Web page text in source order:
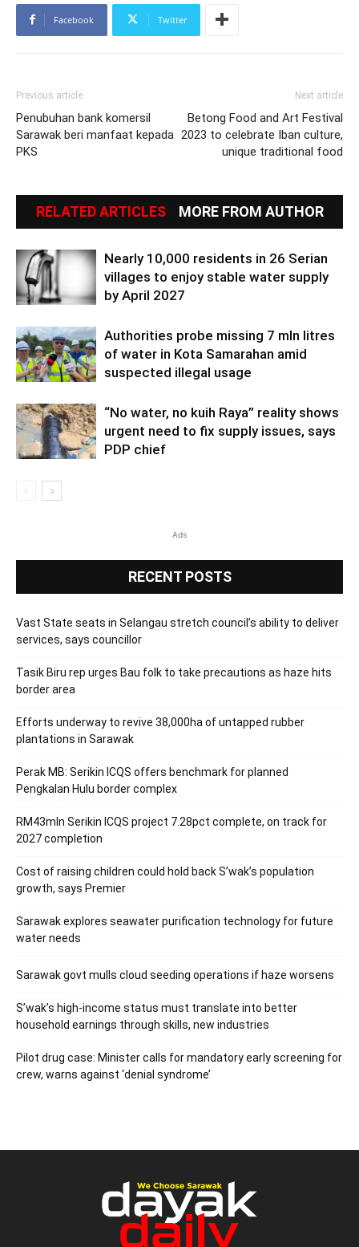
Facebook Twitter
Previous article
Penubuhan bank komersil
Sarawak beri manfaat kepada
PKS
Next article
Betong Food and Art Festival
2023 to celebrate Iban culture,
unique traditional food
RELATED ARTICLES MORE FROM AUTHOR
Nearly 10,000 residents in 26 Serian
villages to enjoy stable water supply
by April 2027
Authorities probe missing 7 mln litres
of water in Kota Samarahan amid
suspected illegal usage
“No water, no kuih Raya” reality shows
urgent need to fix supply issues, says
PDP chief
Ads
RECENT POSTS
Vast State seats in Selangau stretch council’s ability to deliver
services, says councillor
Tasik Biru rep urges Bau folk to take precautions as haze hits
border area
Efforts underway to revive 38,000ha of untapped rubber
plantations in Sarawak
Perak MB: Serikin ICQS offers benchmark for planned
Pengkalan Hulu border complex
RM43mln Serikin ICQS project 7.28pct complete, on track for
2027 completion
Cost of raising children could hold back S’wak’s population
growth, says Premier
Sarawak explores seawater purification technology for future
water needs
Sarawak govt mulls cloud seeding operations if haze worsens
S’wak’s high-income status must translate into better
household earnings through skills, new industries
Pilot drug case: Minister calls for mandatory early screening for
crew, warns against ‘denial syndrome’